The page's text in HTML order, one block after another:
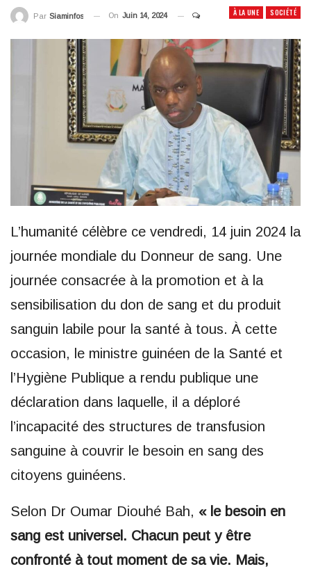
À LA UNE SOCIÉTÉ
Par Siaminfos On Juin 14, 2024
L’humanité célèbre ce vendredi, 14 juin 2024 la
journée mondiale du Donneur de sang. Une
journée consacrée à la promotion et à la
sensibilisation du don de sang et du produit
sanguin labile pour la santé à tous. À cette
occasion, le ministre guinéen de la Santé et
l’Hygiène Publique a rendu publique une
déclaration dans laquelle, il a déploré
l’incapacité des structures de transfusion
sanguine à couvrir le besoin en sang des
citoyens guinéens.
Selon Dr Oumar Diouhé Bah, « le besoin en
sang est universel. Chacun peut y être
confronté à tout moment de sa vie. Mais,